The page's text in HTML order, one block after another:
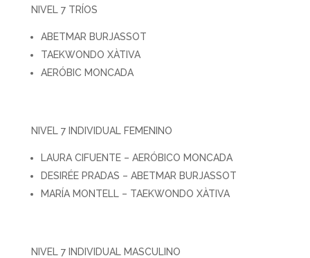
NIVEL 7 TRÍOS
ABETMAR BURJASSOT
TAEKWONDO XÀTIVA
AERÓBIC MONCADA
NIVEL 7 INDIVIDUAL FEMENINO
LAURA CIFUENTE – AERÓBICO MONCADA
DESIRÉE PRADAS – ABETMAR BURJASSOT
MARÍA MONTELL – TAEKWONDO XÀTIVA
NIVEL 7 INDIVIDUAL MASCULINO